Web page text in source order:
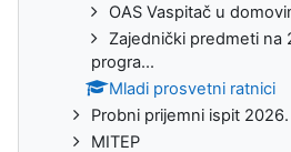
OAS Vaspitač u
Zajednički predmeti na
progra...
Mladi prosvetni ratnici
Probni prijemni ispit 2026.
MITEP